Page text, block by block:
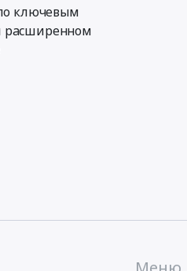
ключевым
расширенном